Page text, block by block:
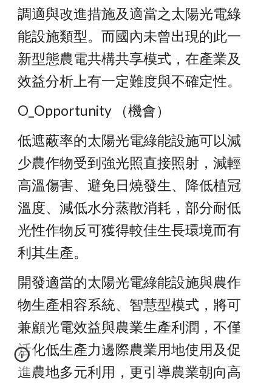
調適與改進措施及適當之太陽光電綠
能設施類型。而國內未曾出現的此一
新型態農電共構共享模式，在產業及
效益分析上有一定難度與不確定性。
O_Opportunity （機會）
低遮蔽率的太陽光電綠能設施可以減
少農作物受到強光照直接照射，減輕
高溫傷害、避免日燒發生、降低植冠
溫度、減低水分蒸散消耗，部分耐低
光性作物反可獲得較佳生長環境而有
利其生產。
開發適當的太陽光電綠能設施與農作
物生產相容系統、智慧型模式，將可
兼顧光電效益與農業生產利潤，不僅
活化低生產力邊際農業用地使用及促
進農地多元利用，更引導農業朝向高